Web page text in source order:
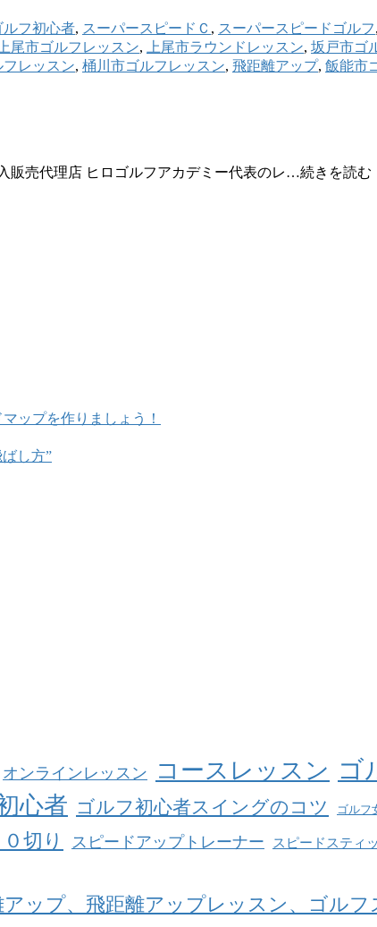
ルフ初心者, スーパースピードＣ , スーパースピードゴルフ,
上尾市ゴルフレッスン, 上尾市ラウンドレッスン, 坂戸市ゴ
レッスン, 桶川市ゴルフレッスン, 飛距離アップ, 飯能市
販売代理店 ヒロゴルフアカデミー代表のレ…続きを読む
ップを作りましょう！
し方”
オンラインレッスン コースレッスン ゴ
心者 ゴルフ初心者スイングのコツ ゴルフ
切り スピードアップトレーナー スピードスティ
ップ、飛距離アップレッスン、ゴルフ